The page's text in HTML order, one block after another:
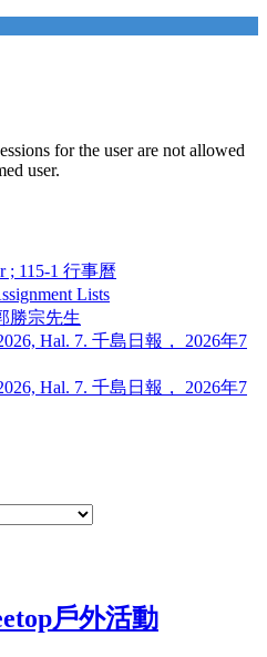
for the user are not allowed
user.
; 115-1 行事曆
Lists
勝宗先生
Hal. 7. 千島日報， 2026年7
Hal. 7. 千島日報， 2026年7
戶外活動